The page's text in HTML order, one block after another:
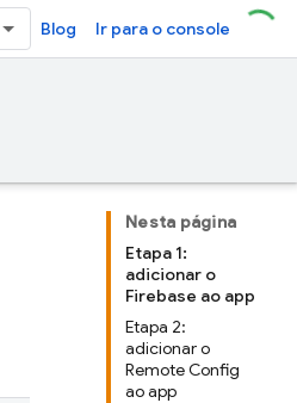
Blog Ir para o console
Nesta página
Etapa 1:
adicionar o
Firebase ao app
Etapa 2:
adicionar o
Remote Config
ao app